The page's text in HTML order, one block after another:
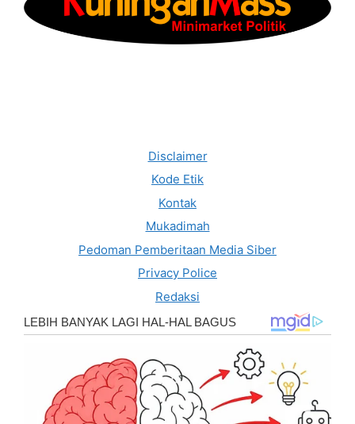
Disclaimer
Kode Etik
Kontak
Mukadimah
Pedoman Pemberitaan Media Siber
Privacy Police
Redaksi